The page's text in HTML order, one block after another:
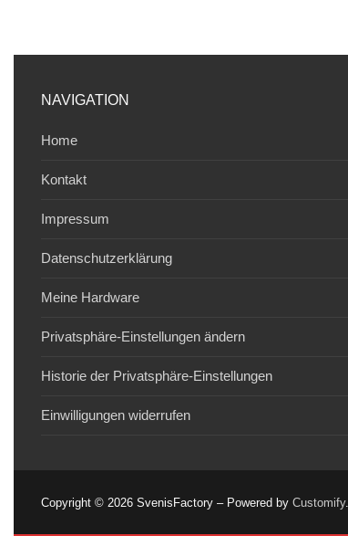
NAVIGATION
Home
Kontakt
Impressum
Datenschutzerklärung
Meine Hardware
Privatsphäre-Einstellungen ändern
Historie der Privatsphäre-Einstellungen
Einwilligungen widerrufen
Copyright © 2026 SvenisFactory – Powered by Customify.